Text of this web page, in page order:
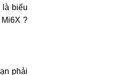
là biểu
?
phải